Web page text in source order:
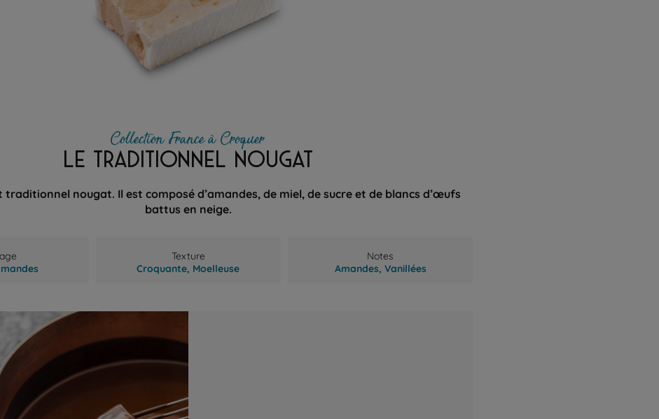
Collection France à Croquer
LE TRADITIONNEL NOUGAT
nougat. Il est composé d’amandes, de miel, de sucre et de blancs d’œufs
battus en neige.
Texture
Croquante, Moelleuse
Notes
Amandes, Vanillées